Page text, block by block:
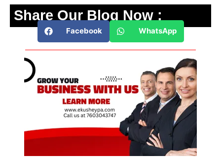
Share Our Blog Now :
Facebook WhatsApp